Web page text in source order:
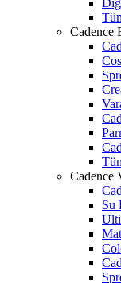
Cadence
Cadence
Su